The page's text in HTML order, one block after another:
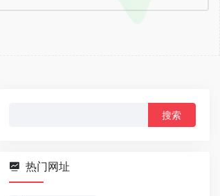
热门网址